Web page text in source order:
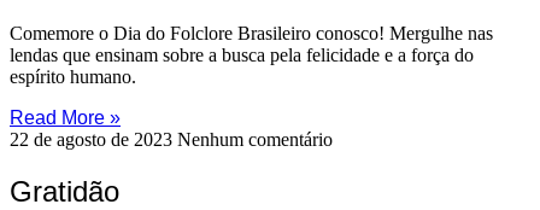
Comemore o Dia do Folclore Brasileiro conosco! Mergulhe nas
lendas que ensinam sobre a busca pela felicidade e a força do
espírito humano.
Read More »
22 de agosto de 2023 Nenhum comentário
Gratidão